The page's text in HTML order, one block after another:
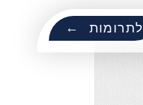
לתרומות ←